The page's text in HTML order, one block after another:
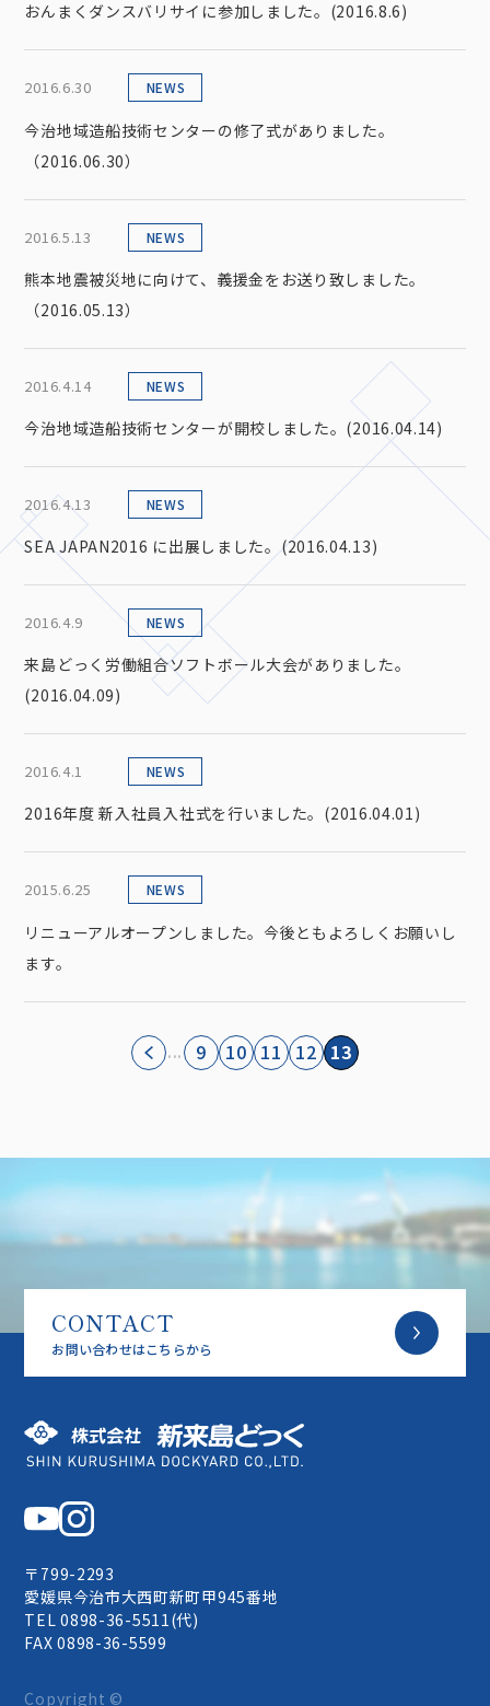
おんまくダンスバリサイに参加しました。(2016.8.6)
2016.6.30 NEWS
今治地域造船技術センターの修了式がありました。
（2016.06.30）
2016.5.13 NEWS
熊本地震被災地に向けて、義援金をお送り致しました。
（2016.05.13）
2016.4.14 NEWS
今治地域造船技術センターが開校しました。(2016.04.14)
2016.4.13 NEWS
SEA JAPAN2016 に出展しました。(2016.04.13)
2016.4.9 NEWS
来島どっく労働組合ソフトボール大会がありました。
(2016.04.09)
2016.4.1 NEWS
2016年度 新入社員入社式を行いました。(2016.04.01)
2015.6.25 NEWS
リニューアルオープンしました。今後ともよろしくお願いし
ます。
«
... 9 10 11 12 13
CONTACT
お問い合わせはこちらから
株式会社 新来島どっく
〒799-2293
愛媛県今治市大西町新町甲945番地
TEL 0898-36-5511(代)
FAX 0898-36-5599
Copyright ©